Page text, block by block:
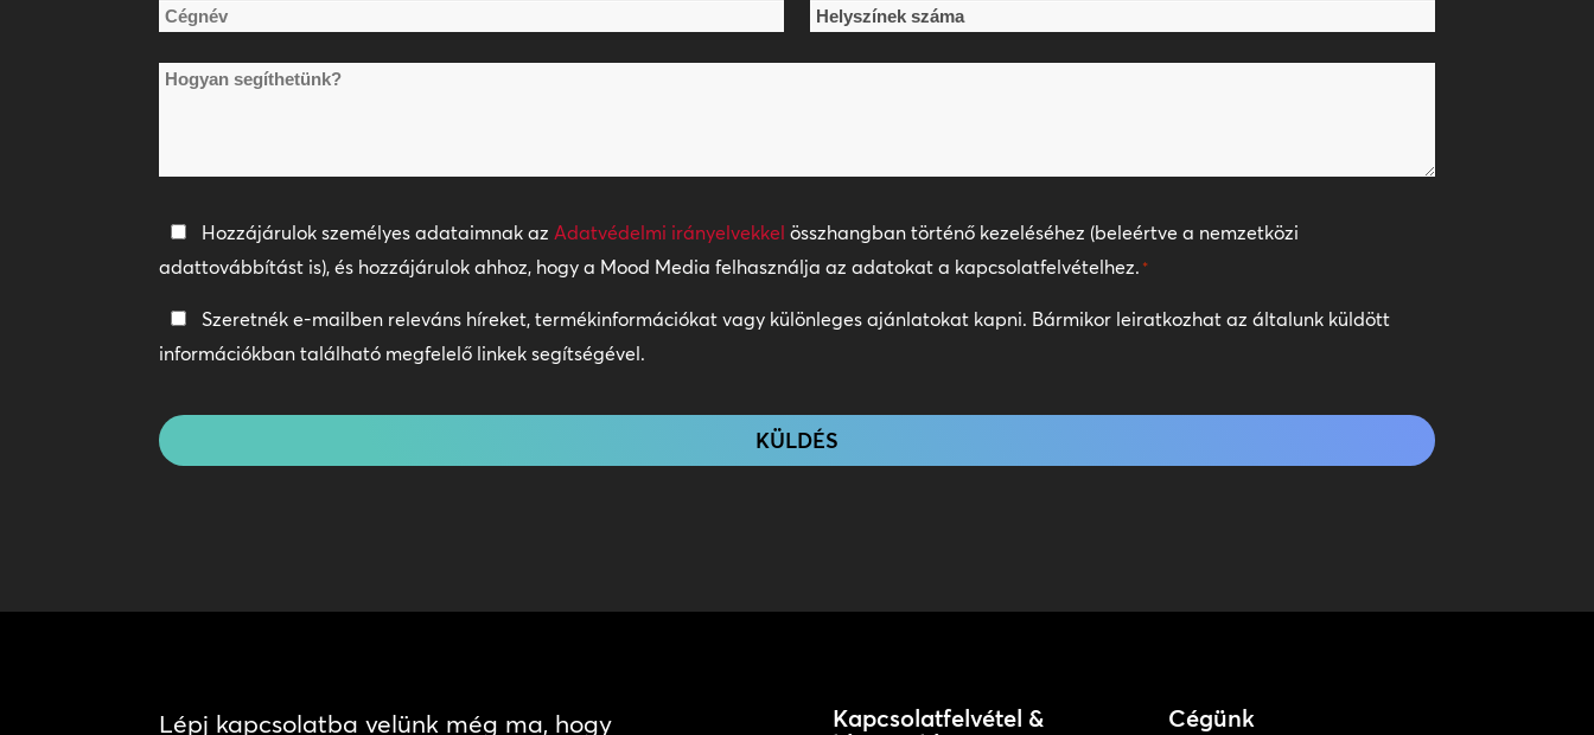
Cégnév
Helyszínek
Hogyan
Adatvédelmi
irányelvek
Hozzájárulok személyes adataimnak az Adatvédelmi irányelvekkel összhangban történő kezeléséhez (beleértve a nemzetközi
adattovábbítást is), és hozzájárulok ahhoz, hogy a Mood Media felhasználja az adatokat a kapcsolatfelvételhez. *
Tartsa
a
Szeretnék e-mailben releváns híreket, termékinformációkat vagy különleges ajánlatokat kapni. Bármikor leiratkozhat az általunk küldött
információkban található megfelelő linkek segítségével.
Lépj kapcsolatba velünk még ma, hogy
Kapcsolatfelvétel &
Cégünk